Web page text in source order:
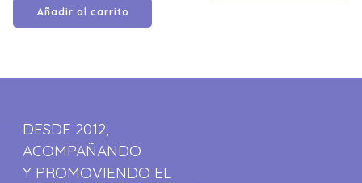
Añadir al carrito
DESDE 2012,
ACOMPAÑANDO
Y PROMOVIENDO EL